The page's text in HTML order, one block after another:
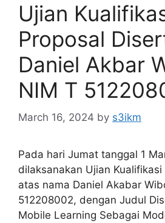
Ujian
Proposal
Daniel Akbar
NIM T
March 16, 2024 by s3ikm
Pada hari Jumat tanggal 1
dilaksanakan Ujian
atas nama Daniel Akabar
512208002, dengan Judul
Mobile Learning Sebagai